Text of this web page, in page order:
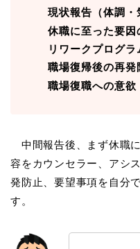
現状報告（体調・
休職に至った要因
リワークプログラ
職場復帰後の再
職場復職への意欲
中間報告後、まず休職
容をカウンセラー、アシ
発防止、要望事項を自分
す。